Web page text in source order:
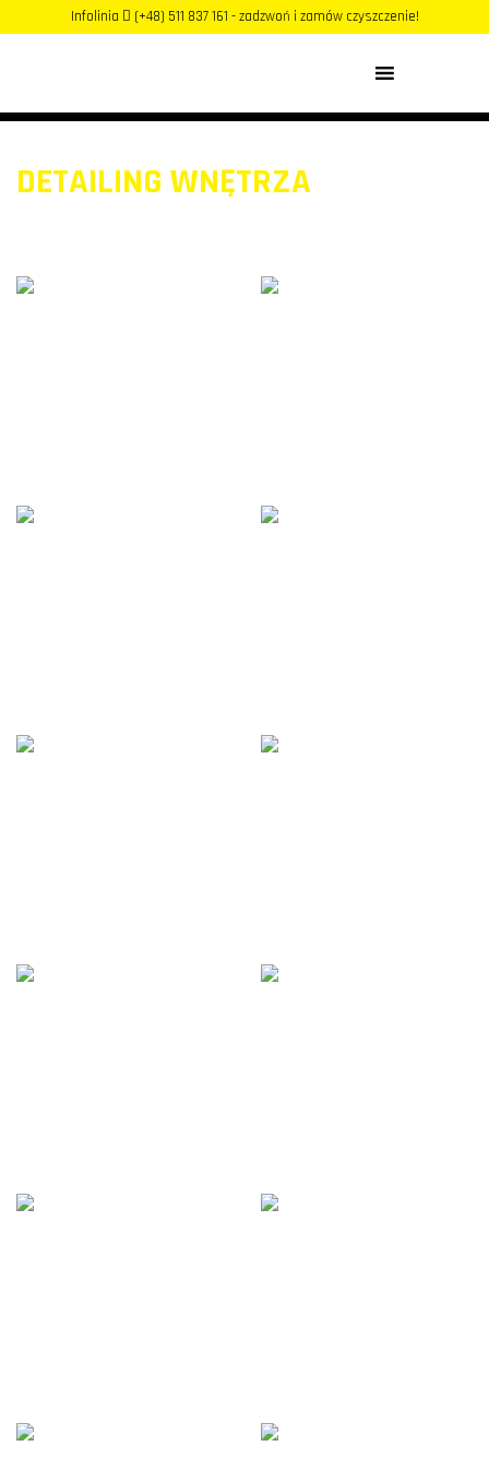
Infolinia (+48) 511 837 161 - zadzwoń i zamów czyszczenie!
DETAILING WNĘTRZA